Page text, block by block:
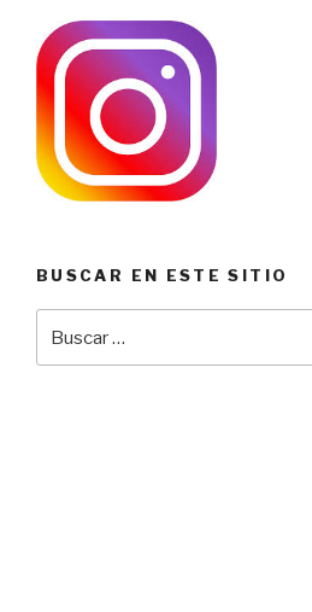
BUSCAR EN ESTE SITIO
por: